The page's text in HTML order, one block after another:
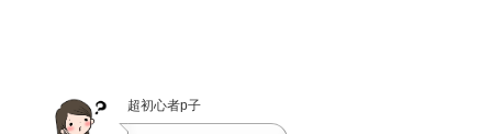
超初心者p子